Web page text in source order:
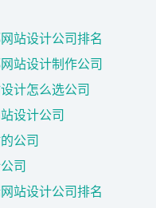
站设计公司排名
站设计制作公司
计怎么选公司
设计公司
公司
司
站设计公司排名